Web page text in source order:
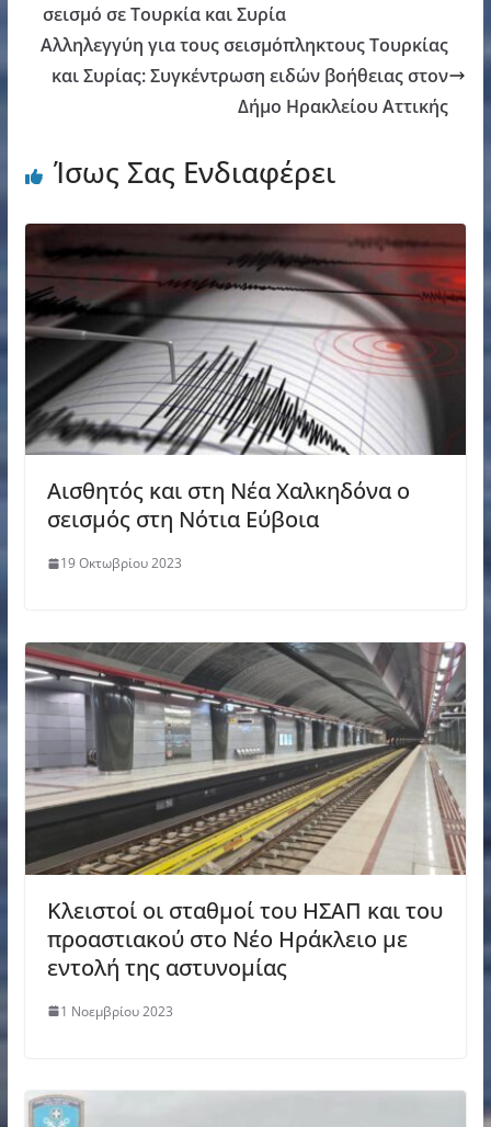
σεισμό σε Τουρκία και Συρία
Αλληλεγγύη για τους σεισμόπληκτους Τουρκίας
και Συρίας: Συγκέντρωση ειδών βοήθειας στον
Δήμο Ηρακλείου Αττικής
Ίσως Σας Ενδιαφέρει
Αισθητός και στη Νέα Χαλκηδόνα ο
σεισμός στη Νότια Εύβοια
19 Οκτωβρίου 2023
Κλειστοί οι σταθμοί του ΗΣΑΠ και του
προαστιακού στο Νέο Ηράκλειο με
εντολή της αστυνομίας
1 Νοεμβρίου 2023